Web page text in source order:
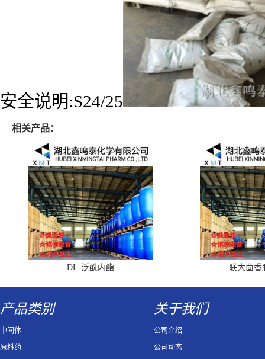
安全说明:S24/25
相关产品：
DL-泛酰内酯 联大茴香
产品类别
中间体
原料药
关于我们
公司介绍
公司动态